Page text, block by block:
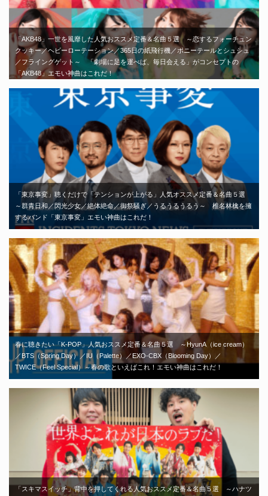
「AKB48」一世を風靡した人気おススメ定番＆名曲５選 ～恋するフォーチュン
クッキー／ヘビーローテーション／365日の紙飛行機／ポニーテールとシュシュ
／フライングゲット～ 「劇場に足を運べば、毎日会える」がコンセプトの
「AKB48」エモい神曲はこれだ！
「東京事変」聴くだけで「テンションが上がる」人気オススメ定番＆名曲５選
～群青日和／閃光少女／絶体絶命／御祭騒ぎ／うるうるうるう～ 椎名林檎を擁
するバンド「東京事変」エモい神曲はこれだ！
春に聴きたい「K-POP」人気おススメ定番＆名曲５選 ～HyunA（ice cream）
／BTS（Spring Day）／IU（Palette）／EXO-CBX（Blooming Day）／
TWICE（Feel Special）～春の歌といえばこれ！エモい神曲はこれだ！
「スキマスイッチ」背中を押してくれる人気おススメ定番＆名曲５選 ～ハナツ